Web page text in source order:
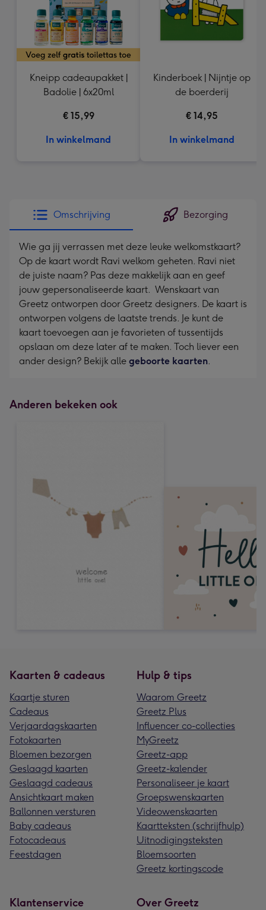
Kneipp cadeaupakket |
Badolie | 6x20ml
€ 15,99
In winkelmand
Kinderboek | Nijntje op
de boerderij
€ 14,95
In winkelmand
Omschrijving Bezorging
Wie ga jij verrassen met deze leuke welkomstkaart?
Op de kaart wordt Ravi welkom geheten. Ravi niet
de juiste naam? Pas deze makkelijk aan en geef
jouw gepersonaliseerde kaart. Wenskaart van
Greetz ontworpen door Greetz designers. De kaart is
ontworpen volgens de laatste trends. Je kunt de
kaart toevoegen aan je favorieten of tussentijds
opslaan om deze later af te maken. Toch liever een
ander design? Bekijk alle geboorte kaarten.
Anderen bekeken ook
Kaarten & cadeaus
Kaartje sturen
Cadeaus
Verjaardagskaarten
Fotokaarten
Bloemen bezorgen
Geslaagd kaarten
Geslaagd cadeaus
Ansichtkaart maken
Ballonnen versturen
Baby cadeaus
Fotocadeaus
Feestdagen
Hulp & tips
Waarom Greetz
Greetz Plus
Influencer co-collecties
MyGreetz
Greetz-app
Greetz-kalender
Personaliseer je kaart
Groepswenskaarten
Videowenskaarten
Kaartteksten (schrijfhulp)
Uitnodigingsteksten
Bloemsoorten
Greetz kortingscode
Klantenservice Over Greetz